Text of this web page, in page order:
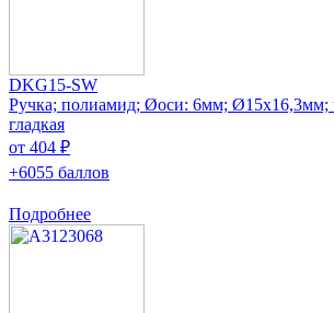
DKG15-SW
Ручка; полиамид; Øоси: 6мм; Ø15x16,3мм;
гладкая
от 404 ₽
+6055 баллов
Подробнее